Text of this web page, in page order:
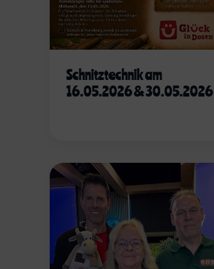
Schnitztechnik am
16.05.2026 & 30.05.2026